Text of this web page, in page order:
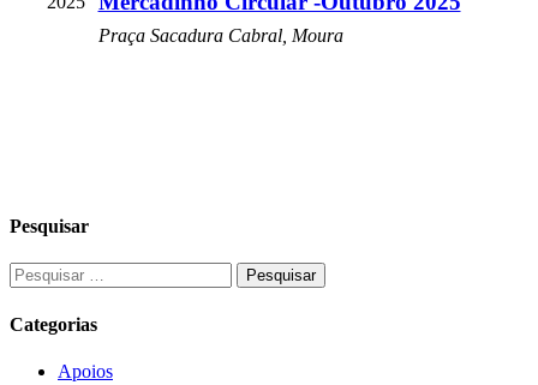
Praça Sacadura Cabral, Moura
Pesquisar
Pesquisar
por:
Categorias
Apoios